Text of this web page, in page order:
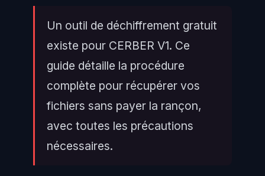
Un outil de déchiffrement gratuit
existe pour CERBER V1. Ce
guide détaille la procédure
complète pour récupérer vos
fichiers sans payer la rançon,
avec toutes les précautions
nécessaires.